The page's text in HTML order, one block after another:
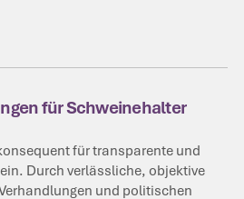
für Schweinehalter
für transparente und
Durch verlässliche, objektive
und politischen